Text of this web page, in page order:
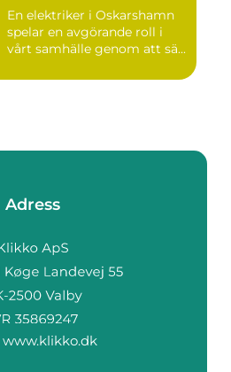
En elektriker i Oskarshamn
spelar en avgörande roll i
vårt samhälle genom att sä...
Adress
www.klikko.dk